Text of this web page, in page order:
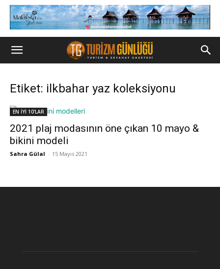
Etiket: ilkbahar yaz koleksiyonu
EN İYİ 10'LAR
2021 plaj modasının öne çıkan 10 mayo &
bikini modeli
Sahra Gülal - 15 Mayıs 2021